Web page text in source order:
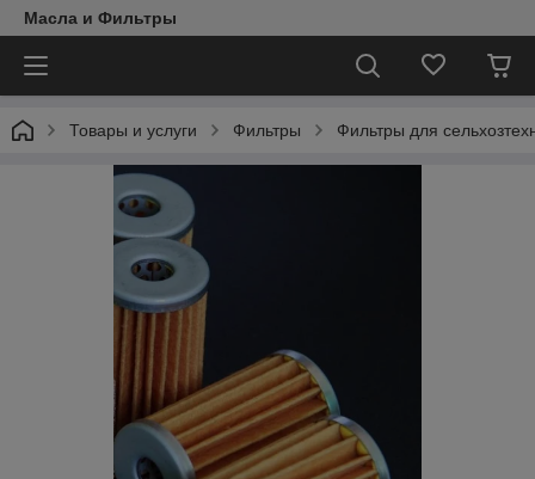
Масла и Фильтры
Товары и услуги Фильтры Фильтры для